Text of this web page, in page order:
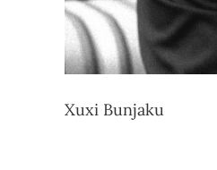
Xuxi Bunjaku